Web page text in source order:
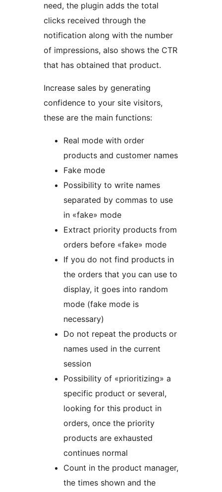
need, the plugin adds the total
clicks received through the
notification along with the number
of impressions, also shows the CTR
that has obtained that product.
Increase sales by generating
confidence to your site visitors,
these are the main functions:
Real mode with order
products and customer names
Fake mode
Possibility to write names
separated by commas to use
in «fake» mode
Extract priority products from
orders before «fake» mode
If you do not find products in
the orders that you can use to
display, it goes into random
mode (fake mode is
necessary)
Do not repeat the products or
names used in the current
session
Possibility of «prioritizing» a
specific product or several,
looking for this product in
orders, once the priority
products are exhausted
continues normal
Count in the product manager,
the times shown and the